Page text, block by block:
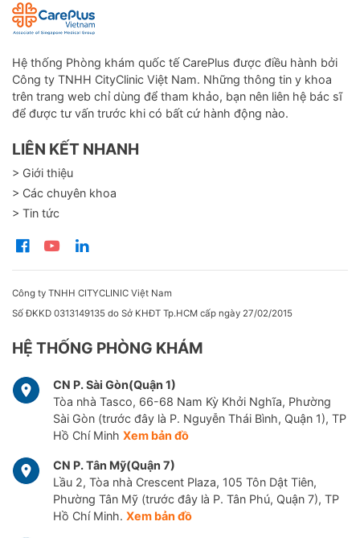
Hệ thống Phòng khám quốc tế CarePlus được điều hành bởi
Công ty TNHH CityClinic Việt Nam. Những thông tin y khoa
trên trang web chỉ dùng để tham khảo, bạn nên liên hệ bác sĩ
để được tư vấn trước khi có bất cứ hành động nào.
LIÊN KẾT NHANH
> Giới thiệu
> Các chuyên khoa
> Tin tức
Công ty TNHH CITYCLINIC Việt Nam
Số ĐKKD 0313149135 do Sở KHĐT Tp.HCM cấp ngày 27/02/2015
HỆ THỐNG PHÒNG KHÁM
CN P. Sài Gòn(Quận 1)
Tòa nhà Tasco, 66-68 Nam Kỳ Khởi Nghĩa, Phường
Sài Gòn (trước đây là P. Nguyễn Thái Bình, Quận 1), TP
Hồ Chí Minh Xem bản đồ
CN P. Tân Mỹ(Quận 7)
Lầu 2, Tòa nhà Crescent Plaza, 105 Tôn Dật Tiên,
Phường Tân Mỹ (trước đây là P. Tân Phú, Quận 7), TP
Hồ Chí Minh. Xem bản đồ